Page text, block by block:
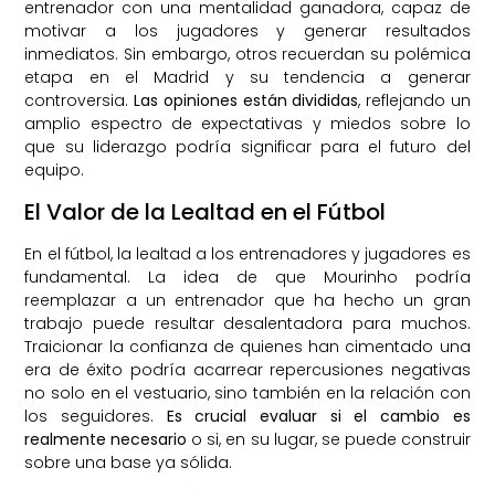
entrenador con una mentalidad ganadora, capaz de
motivar a los jugadores y generar resultados
inmediatos. Sin embargo, otros recuerdan su polémica
etapa en el Madrid y su tendencia a generar
controversia.Las opiniones están divididas, reflejando un
amplio espectro de expectativas y miedos sobre lo
que su liderazgo podría significar para el futuro del
equipo.
El Valor de la Lealtad en el Fútbol
En el fútbol, la lealtad a los entrenadores y jugadores es
fundamental. La idea de que Mourinho podría
reemplazar a un entrenador que ha hecho un gran
trabajo puede resultar desalentadora para muchos.
Traicionar la confianza de quienes han cimentado una
era de éxito podría acarrear repercusiones negativas
no solo en el vestuario, sino también en la relación con
los seguidores. Es crucial evaluar si el cambio es
realmente necesario o si, en su lugar, se puede construir
sobre una base ya sólida.